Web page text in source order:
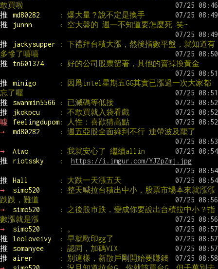
敢買啦
推
md80282
: 爆大量？說不定是換手
推
junnn : 空大盤的 週一不知道要怎麼死 笑~
推 jackysupper
: 下禮拜台積大漲，然後指數平盤，就知道有
多慘了嘻嘻
推
tn601374 : 好的公司股票留著，其他的賣掉換黃金
推 minigo
: 因爲intel星期五GG其實已漲過一次大家都
忘了喔
推
swanmin5566
: 已減碼等低接
推
jkokpcu
: 不敢買就入袋看戲
噓
feelingdupom: 人性：喜歡猜高點
→
md80282 : 週五亞股全面綠到不行 連帶波及罷了
→ Atwo
: 我就安心了 繼續allin
推
riotssky : https://i.imgur.com/YJZpZmj.jpg
推 Hall
: 大跌一天漲五天
→
simo520
: 整天喊拉台積出中小，股票市場本來就漲漲
跌跌，難道
→
simo520
: 之後股市跌，變成你要說出台積拉中小？指
數漲就是漲
→
simo520
: 。
推
leoloveivy
: 早就歐印gg了
推
somanyee
: 認同，加碼VIX
推
airer
: 別這樣，新散戶剛開始要賺錢